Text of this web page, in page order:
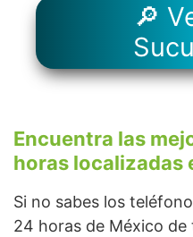
🔎
Encuentra las
horas localizadas
Si no sabes los
24 horas de México de